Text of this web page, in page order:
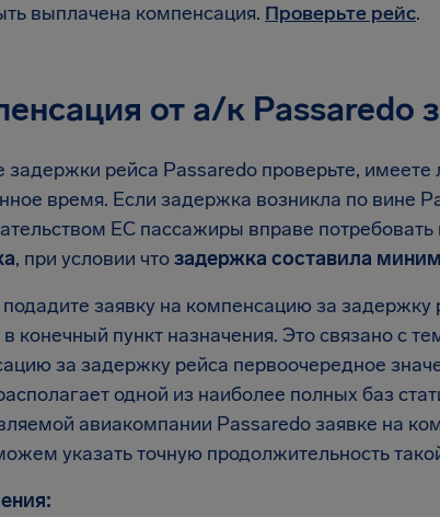
выплачена компенсация. Проверьте рейс.
от а/к Passaredo
задержки рейса Passaredo проверьте,
время. Если задержка возникла по вине
ЕС пассажиры вправе потребовать
, при условии чтозадержка составила
заявку на компенсацию за
конечный пункт назначения. Это связано с
за задержку рейса первоочередное
одной из наиболее полных баз
авиакомпании Passaredo заявке на
указать точную продолжительность